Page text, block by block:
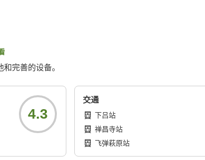
完善的设备。
4.3
交通
下吕站
禅昌寺站
飞弹萩原站